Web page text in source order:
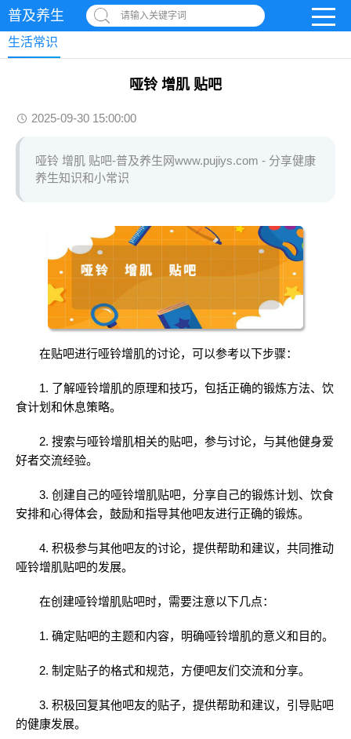
普及养生 请输入关键字词
生活常识
哑铃 增肌 贴吧
2025-09-30 15:00:00
哑铃 增肌 贴吧-普及养生网www.pujiys.com - 分享健康
养生知识和小常识
在贴吧进行哑铃增肌的讨论，可以参考以下步骤：
1. 了解哑铃增肌的原理和技巧，包括正确的锻炼方法、饮
食计划和休息策略。
2. 搜索与哑铃增肌相关的贴吧，参与讨论，与其他健身爱
好者交流经验。
3. 创建自己的哑铃增肌贴吧，分享自己的锻炼计划、饮食
安排和心得体会，鼓励和指导其他吧友进行正确的锻炼。
4. 积极参与其他吧友的讨论，提供帮助和建议，共同推动
哑铃增肌贴吧的发展。
在创建哑铃增肌贴吧时，需要注意以下几点：
1. 确定贴吧的主题和内容，明确哑铃增肌的意义和目的。
2. 制定贴子的格式和规范，方便吧友们交流和分享。
3. 积极回复其他吧友的贴子，提供帮助和建议，引导贴吧
的健康发展。